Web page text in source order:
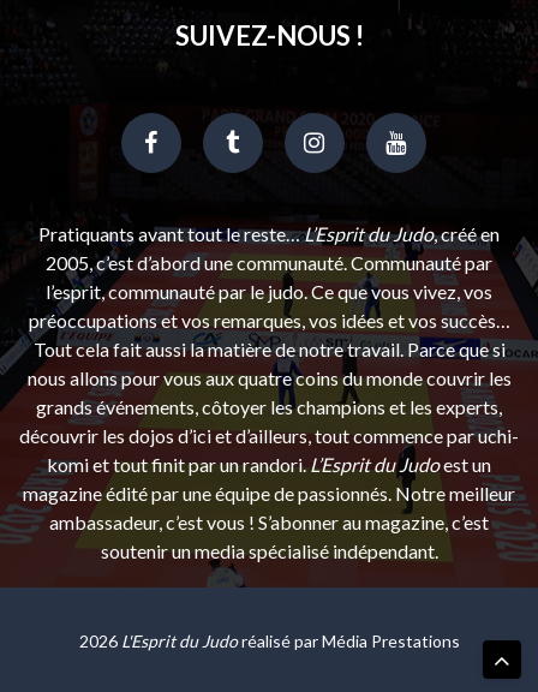
SUIVEZ-NOUS !
Pratiquants avant tout le reste…L’Esprit du Judo, créé en
2005, c’est d’abord une communauté. Communauté par
l’esprit, communauté par le judo. Ce que vous vivez, vos
préoccupations et vos remarques, vos idées et vos succès…
Tout cela fait aussi la matière de notre travail. Parce que si
nous allons pour vous aux quatre coins du monde couvrir les
grands événements, côtoyer les champions et les experts,
découvrir les dojos d’ici et d’ailleurs, tout commence par uchi-
komi et tout finit par un randori.L’Esprit du Judoest un
magazine édité par une équipe de passionnés. Notre meilleur
ambassadeur, c’est vous ! S’abonner au magazine, c’est
soutenir un media spécialisé indépendant.
2026 L'Esprit du Judoréalisé parMédia Prestations